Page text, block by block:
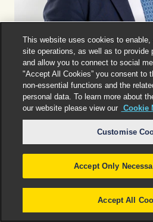
Rome
Gian Luca Zampa
This website uses cookies to
site operations, as well as to provide
and allow you to connect to social
"Accept All Cookies” you consent to
non-essential functions and the
personal data. To learn more about
our website please view our Cookie
Customise
Accept Only
Accept All